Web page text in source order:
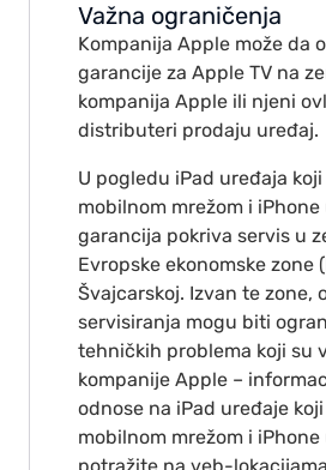
Važna ograničenja
Kompanija Apple može da
garancije za Apple TV na
kompanija Apple ili njeni
distributeri prodaju uređaj.
U pogledu iPad uređaja
mobilnom mrežom i iPhone
garancija pokriva servis u
Evropske ekonomske zone
Švajcarskoj. Izvan te zone,
servisiranja mogu biti
tehničkih problema koji su
kompanije Apple –
odnose na iPad uređaje
mobilnom mrežom i